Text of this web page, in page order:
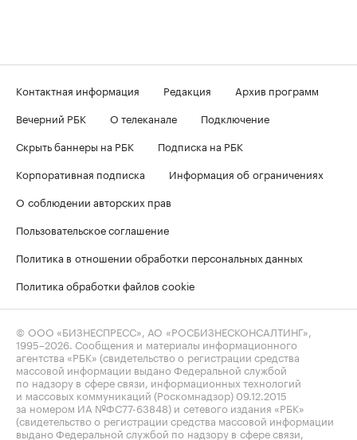
Контактная информация Редакция
Архив программ
Вечерний РБК
О телеканале
Подключение
Скрыть баннеры на РБК
Подписка на РБК
Корпоративная подписка
Информация об ограничениях
О соблюдении авторских прав
Пользовательское соглашение
Политика в отношении обработки персональных данных
Политика обработки файлов cookie
© ООО «БИЗНЕСПРЕСС», АО «РОСБИЗНЕСКОНСАЛТИНГ»,
1995–2026 . Сообщения и материалы информационного
агентства «РБК» (свидетельство о регистрации средства
массовой информации выдано Федеральной службой
по надзору в сфере связи, информационных технологий
и массовых коммуникаций (Роскомнадзор) 09.12.2015
за номером ИА №ФС77-63848) и сетевого издания «РБК»
(свидетельство о регистрации средства массовой информации
выдано Федеральной службой по надзору в сфере связи,